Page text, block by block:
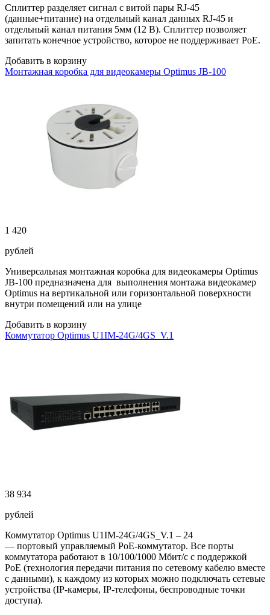
Сплиттер разделяет сигнал с витой пары RJ-45
(данные+питание) на отдельный канал данных RJ-45 и
отдельный канал питания 5мм (12 В). Сплиттер позволяет
запитать конечное устройство, которое не поддерживает PoE.
Добавить в корзину
Монтажная коробка для видеокамеры Optimus JB-100
1 420
рублей
Универсальная монтажная коробка для видеокамеры Optimus
JB-100 предназначена для выполнения монтажа видеокамер
Optimus на вертикальной или горизонтальной поверхности
внутри помещений или на улице
Добавить в корзину
Коммутатор Optimus U1IM-24G/4GS_V.1
38 934
рублей
Коммутатор Optimus U1IM-24G/4GS_V.1 – 24
— портовый управляемый PoE-коммутатор. Все порты
коммутатора работают в 10/100/1000 Мбит/с с поддержкой
PoE (технология передачи питания по сетевому кабелю вместе
с данными), к каждому из которых можно подключать сетевые
устройства (IP-камеры, IP-телефоны, беспроводные точки
доступа).